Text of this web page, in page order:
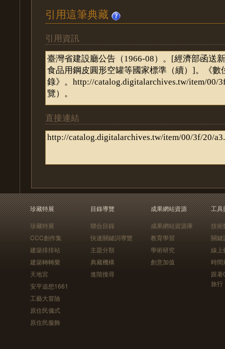
引用這筆典藏
引用資訊
直接連結
珍藏特展
珍藏特展
CCC創作集
建築排排站
建築轉轉樂
天地宮
安平追想1661
工藝大冒險
原住民儀式
原住民服飾
目錄導覽
聯合目錄
快速關鍵詞導覽
主題分類
典藏機構
進階搜尋
成果網站資源
成果網站資源庫
教育學習
學術研究
創意加值
工具
技術
關鍵
線上
時間
跟
旅行